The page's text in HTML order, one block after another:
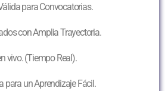
para Convocatorias.
con Amplia Trayectoria.
vivo. (Tiempo Real).
para un Aprendizaje Fácil.